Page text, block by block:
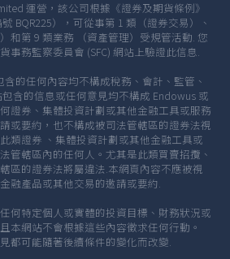
運營，該公司根據《證券及期貨條例》
BQR225），可從事第 1 類（證券交易）、
和第 9 類業務 （資產管理）受規管活動. 您
事務監察委員會 (SFC) 網站上驗證此信息.
的任何內容均不構成稅務、會計、監管、
含的信息或任何意見均不構成 Endowus 或
證券、集體投資計劃或其他金融工具或服務
或要約，也不構成被司法管轄區的證券法視
類證券 、集體投資計劃或其他金融工具或
管轄區內的任何人。尤其是此類買賣招攬、
區的證券法將屬違法.本網頁內容不應被視
融產品或其他交易的邀請或要約.
何特定個人或實體的投資目標、財務狀況或
本網站不會根據這些內容徵求任何行動。
都可能隨著後續條件的變化而改變.